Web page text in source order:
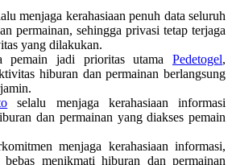
menjaga kerahasiaan penuh data seluruh
permainan, sehingga privasi tetap terjaga
yang dilakukan.
pemain jadi prioritas utama Pedetogel,
hiburan dan permainan berlangsung
selalu menjaga kerahasiaan informasi
dan permainan yang diakses pemain
menjaga kerahasiaan informasi,
bebas menikmati hiburan dan permainan